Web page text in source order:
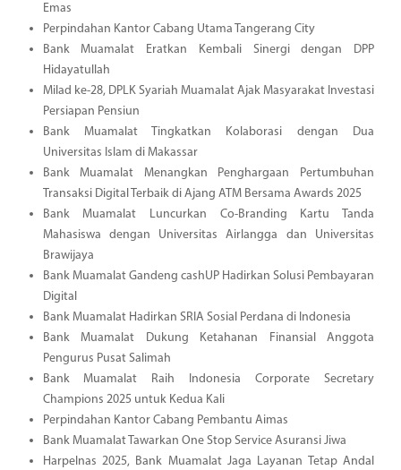
Emas
Perpindahan Kantor Cabang Utama Tangerang City
Bank Muamalat Eratkan Kembali Sinergi dengan DPP
Hidayatullah
Milad ke-28, DPLK Syariah Muamalat Ajak Masyarakat Investasi
Persiapan Pensiun
Bank Muamalat Tingkatkan Kolaborasi dengan Dua
Universitas Islam di Makassar
Bank Muamalat Menangkan Penghargaan Pertumbuhan
Transaksi Digital Terbaik di Ajang ATM Bersama Awards 2025
Bank Muamalat Luncurkan Co-Branding Kartu Tanda
Mahasiswa dengan Universitas Airlangga dan Universitas
Brawijaya
Bank Muamalat Gandeng cashUP Hadirkan Solusi Pembayaran
Digital
Bank Muamalat Hadirkan SRIA Sosial Perdana di Indonesia
Bank Muamalat Dukung Ketahanan Finansial Anggota
Pengurus Pusat Salimah
Bank Muamalat Raih Indonesia Corporate Secretary
Champions 2025 untuk Kedua Kali
Perpindahan Kantor Cabang Pembantu Aimas
Bank Muamalat Tawarkan One Stop Service Asuransi Jiwa
Harpelnas 2025, Bank Muamalat Jaga Layanan Tetap Andal